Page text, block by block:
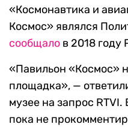
«Космонавтика и
Космос» являлся
сообщало в 2018 году
«Павильон «Космос»
площадка», —
музее на запрос
пока не